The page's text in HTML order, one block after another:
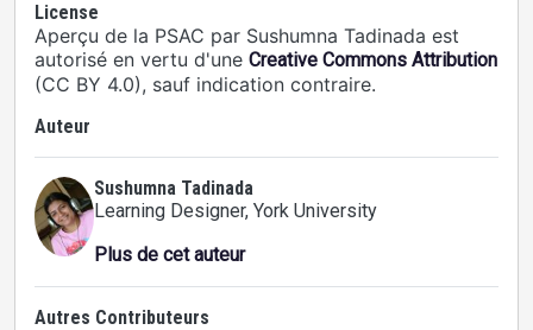
License
Aperçu de la PSAC par Sushumna Tadinada est
autorisé en vertu d'une Creative Commons Attribution
(CC BY 4.0), sauf indication contraire.
Auteur
Sushumna Tadinada
Learning Designer, York University
Plus de cet auteur
Autres Contributeurs